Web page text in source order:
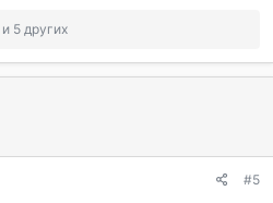
и 5 других
#5